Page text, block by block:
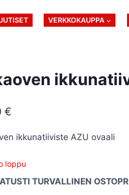
VERKKOKAUPPA
€
ikkunatiiviste AZU ovaali
loppu
TURVALLINEN